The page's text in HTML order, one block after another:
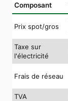
Composant
Prix spot/gros
Taxe sur
l'électricité
Frais de réseau
TVA